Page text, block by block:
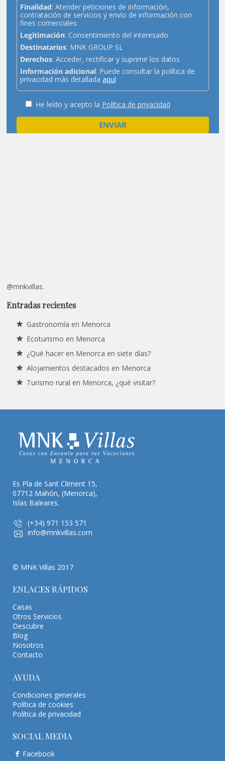
Finalidad: Atender peticiones de información,
contratación de servicios y envío de información con
fines comerciales
Legitimación: Consentimiento del interesado
Destinatarios: MNK GROUP SL
Derechos: Acceder, rectificar y suprimir los datos
Información adicional: Puede consultar la política de
privacidad más detallada aquí
He leído y acepto la Política de privacidad
@mnkvillas.
Entradas recientes
Gastronomía en Menorca
Ecoturismo en Menorca
¿Qué hacer en Menorca en siete días?
Alojamientos destacados en Menorca
Turismo rural en Menorca, ¿qué visitar?
Es Pla de Sant Climent 15,
07712 Mahón, (Menorca),
Islas Baleares.
(+34) 971 153 571
info@mnkvillas.com
© MNK Villas 2017
ENLACES RÁPIDOS
Casas
Otros Servicios
Descubre
Blog
Nosotros
Contacto
AYUDA
Condiciones generales
Política de cookies
Política de privacidad
SOCIAL MEDIA
Facebook